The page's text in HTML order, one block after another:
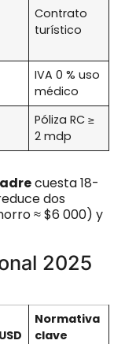
Contrato
turístico
IVA 0 % uso
médico
Póliza RC ≥
2 mdp
cuesta 18-
dos
≈ $6 000) y
2025
Normativa
clave